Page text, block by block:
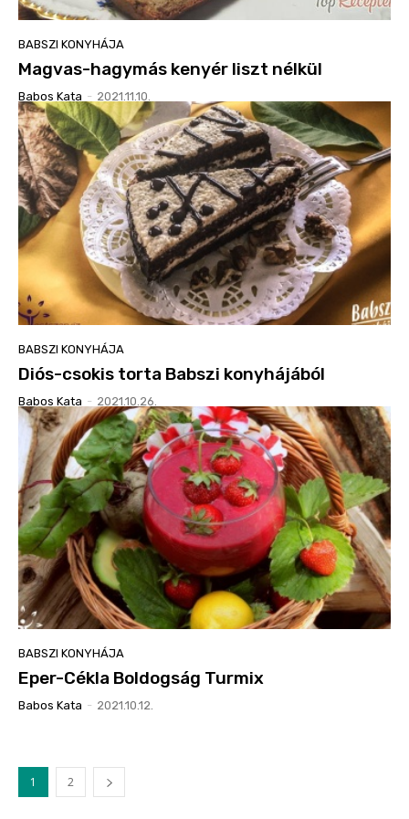
BABSZI KONYHÁJA
Magvas-hagymás kenyér liszt nélkül
Babos Kata - 2021.11.10.
BABSZI KONYHÁJA
Diós-csokis torta Babszi konyhájából
Babos Kata - 2021.10.26.
BABSZI KONYHÁJA
Eper-Cékla Boldogság Turmix
Babos Kata - 2021.10.12.
1 2